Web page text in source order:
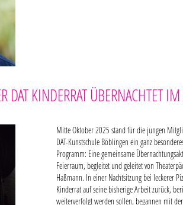
DAT KINDERRAT ÜBERNACHTET
Mitte Oktober 2025 stand für die jungen
DAT-Kunstschule Böblingen ein ganz
Programm: Eine gemeinsame
Feierraum, begleitet und geleitet von
Haßmann. In einer Nachtsitzung bei leckerer
Kinderrat auf seine bisherige Arbeit zurück,
weiterverfolgt werden sollen, begannen mit